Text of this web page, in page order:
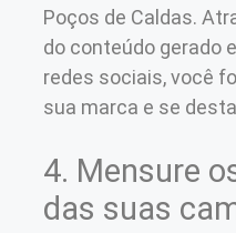
Poços de Caldas.
do conteúdo gerado
redes sociais, você
sua marca e se
4. Mensure
das suas